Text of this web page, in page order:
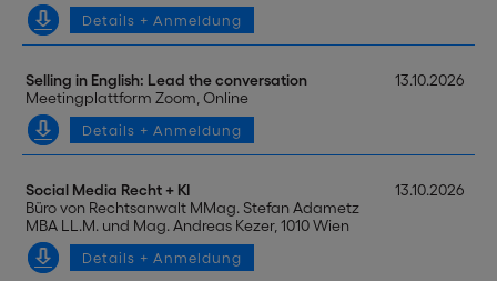
Details + Anmeldung
Selling in English: Lead the conversation
Meetingplattform Zoom, Online
13.10.2026
Details + Anmeldung
Social Media Recht + KI
Büro von Rechtsanwalt MMag. Stefan Adametz
MBA LL.M. und Mag. Andreas Kezer, 1010 Wien
13.10.2026
Details + Anmeldung